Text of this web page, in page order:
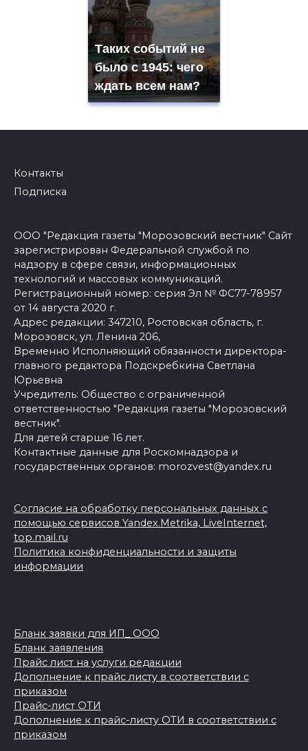
Таких событий не
было с 1945: чего
ждать всем нам?
Контакты
Подписка
ООО "Редакция газеты "Морозовский вестник" Сайт
зарегистрирован Федеральной службой по
надзору в сфере связи, информационных
технологий и массовых коммуникаций.
Регистрационный номер: серия Эл № ФС77-78957
от 14 августа 2020 г.
Адрес редакции: 347210, Ростовская область, г.
Морозовск, ул. Ленина 206,
Временно Исполняющий обязанности директора-
главного редактора Подскребкина Светлана
Юрьевна
Учредитель: Общество с ограниченной
ответственностью "Редакция газеты "Морозовский
вестник".
Для детей старше 16 лет.
Контактные данные для Роскомнадзора и
государственных органов: morozvest@yandex.ru
Согласие на обработку персональных данных с
помощью сервисов Yandex.Metrika, LiveInternet,
top.mail.ru
Политика конфиденциальности и защиты
информации
Бланк заявки для ИП_ ООО
Бланк заявления
Прайс лист на услуги редакции
Дополнение к прайс листу в соответствии с
приказом
Прайс-лист ОТИ
Дополнение к прайс-листу ОТИ в соответствии с
приказом